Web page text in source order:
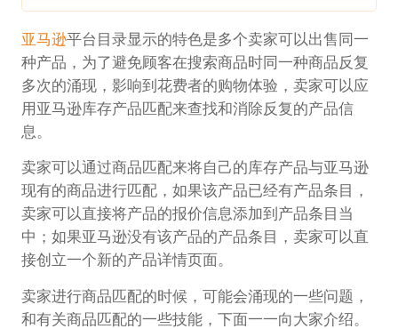
亚马逊平台目录显示的特色是多个卖家可以出售同一
种产品，为了避免顾客在搜索商品时同一种商品反复
多次的涌现，影响到花费者的购物体验，卖家可以应
用亚马逊库存产品匹配来查找和消除反复的产品信
息。
卖家可以通过商品匹配来将自己的库存产品与亚马逊
现有的商品进行匹配，如果该产品已经有产品条目，
卖家可以直接将产品的报价信息添加到产品条目当
中；如果亚马逊没有该产品的产品条目，卖家可以直
接创立一个新的产品详情页面。
卖家进行商品匹配的时候，可能会涌现的一些问题，
和有关商品匹配的一些技能，下面一一向大家介绍。